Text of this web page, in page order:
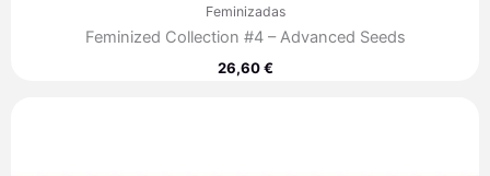
Feminizadas
Feminized Collection #4 – Advanced Seeds
26,60€